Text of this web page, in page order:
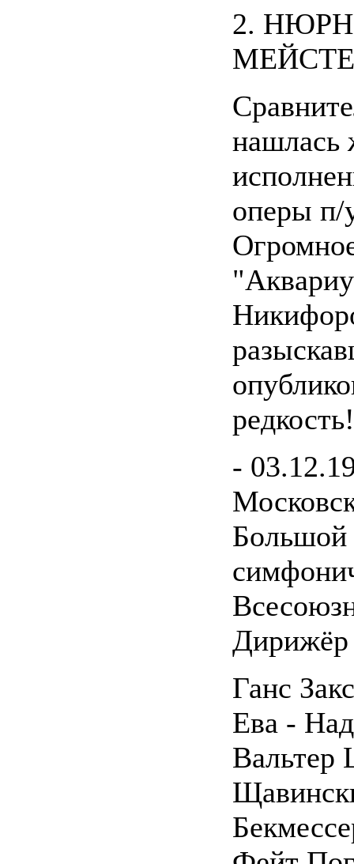
2.
нашлась
оперы п/
редкость!
-
Большой
Ганс
Ева -
Вальтер